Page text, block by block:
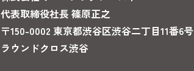
代表取締役社長 篠原正之
〒150-0002 東京都渋谷区渋谷二丁目11番6号
ラウンドクロス渋谷